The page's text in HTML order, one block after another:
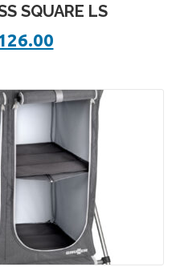
SQUARE LS
Il
prezzo
€126.00.